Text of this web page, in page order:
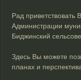
Рад
Администрации
Биджинский
Здесь Вы можете
планах и